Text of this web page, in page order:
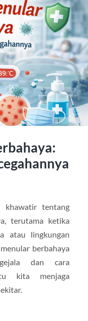
khawatir tentang
terutama ketika
atau lingkungan
berbahaya
dan cara
kita menjaga